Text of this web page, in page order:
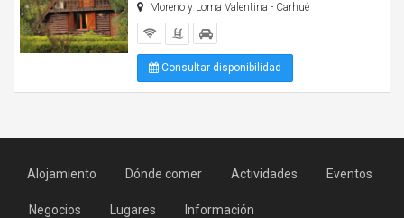
Moreno y Loma Valentina - Carhué
Consultar disponibilidad
Alojamiento Dónde comer Actividades Eventos
Negocios Lugares Información